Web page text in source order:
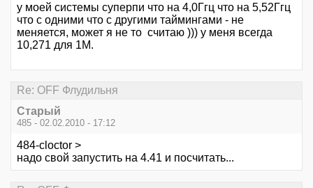
у моей системы суперпи что на 4,0Ггц что на 5,52Ггц
что с одними что с другими таймингами - не
меняется, может я не то считаю ))) у меня всегда
10,271 для 1М.
Re: OFF Флудильня
Старый
485 - 02.02.2010 - 17:12
484-cloctor >
надо свой запустить на 4.41 и посчитать...